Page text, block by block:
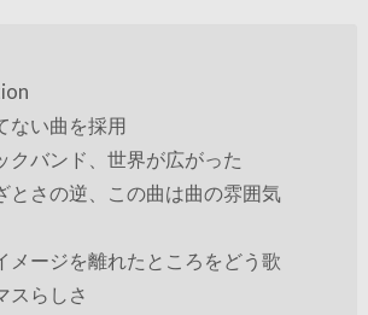
ない曲を採用
クバンド、世界が広がった
とさの逆、この曲は曲の雰囲気
メージを離れたところをどう歌
スらしさ